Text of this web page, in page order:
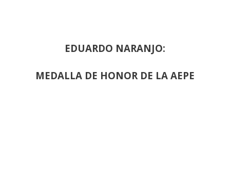
EDUARDO NARANJO:
MEDALLA DE HONOR DE LA AEPE